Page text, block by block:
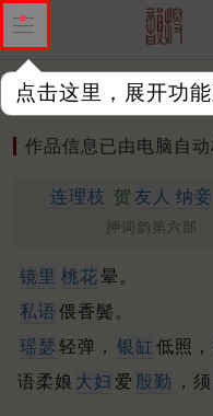
点击这里，展开功
作品 标注四声 出处
作品信息已由电脑自
连理枝 贺 友人 纳妾
押词韵第六部
镜里 桃花晕。
私语 偎香鬓。
瑶瑟 轻弹， 银缸 低照，
语柔娘 大妇 爱 殷勤 ，须